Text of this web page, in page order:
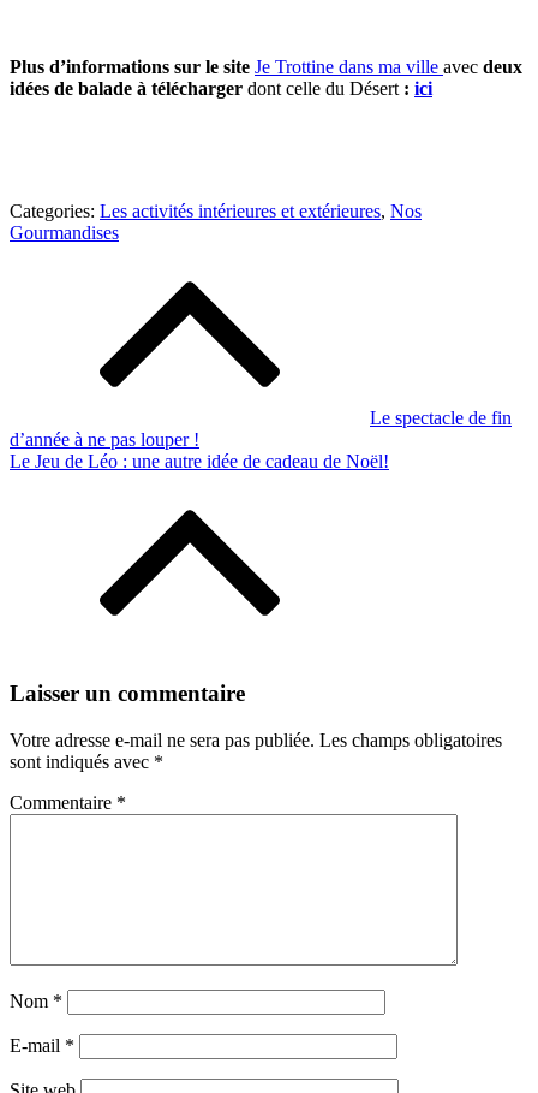
Plus d’informations sur le site Je Trottine dans ma ville avec deux
idées de balade à télécharger dont celle du Désert : ici
Categories:
Les
Gourmandises
Categories: Les activités intérieures et extérieures, Nos
Gourmandises
Le spectacle de fin
d’année à ne pas louper !
Le Jeu de Léo : une autre idée de cadeau de Noël!
Laisser un commentaire
Votre adresse e-mail ne sera pas publiée. Les champs obligatoires
sont indiqués avec *
Commentaire *
Nom *
E-mail *